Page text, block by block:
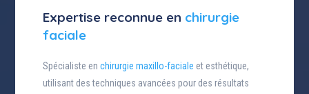
Expertise reconnue en chirurgie
faciale
Spécialiste enchirurgie maxillo-faciale et esthétique,
utilisant des techniques avancées pour des résultats